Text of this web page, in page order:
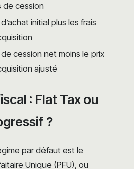
de cession
initial plus les frais
de cession net moins le prix
ajusté
: Flat Tax ou
?
par défaut est le
Unique (PFU), ou